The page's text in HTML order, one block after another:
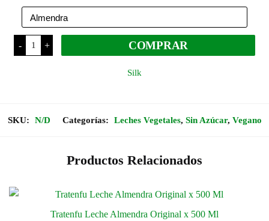
de
precios:
desde
$5.350
-
Silk
Leche
100%
cantidad
+ COMPRAR
Silk
SKU: N/D Categorías: Leches Vegetales, Sin Azúcar, Vegano
Productos Relacionados
Tratenfu Leche Almendra Original x 500 Ml